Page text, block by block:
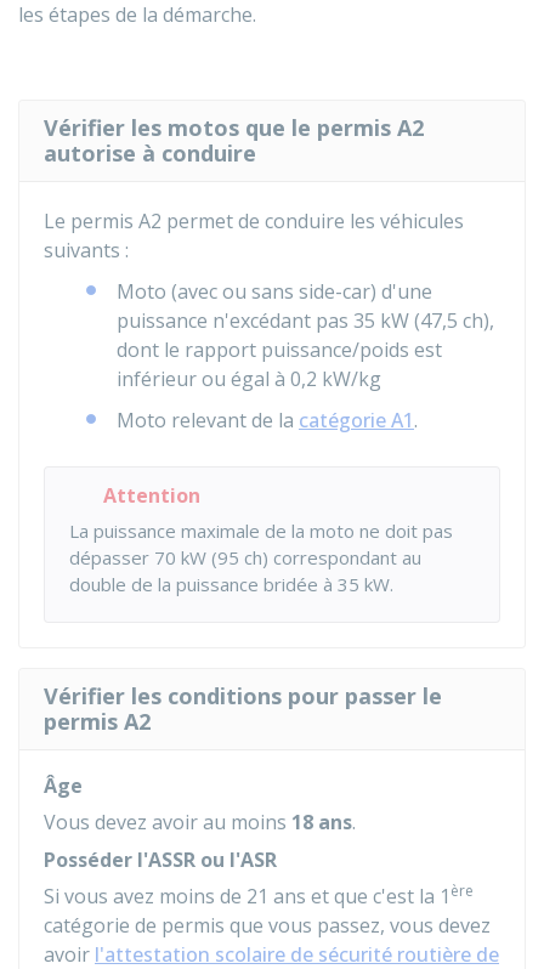
les étapes de la démarche.
Vérifier les motos que le permis A2
autorise à conduire
Le permis A2 permet de conduire les véhicules
suivants :
Moto (avec ou sans side-car) d'une
puissance n'excédant pas 35 kW(47,5 ch),
dont le rapport puissance/poids est
inférieur ou égal à 0,2 kW/kg
Moto relevant de la catégorie A1.
Attention
La puissance maximale de la moto ne doit pas
dépasser 70 kW (95 ch) correspondant au
double de la puissance bridée à 35 kW.
Vérifier les conditions pour passer le
permis A2
Âge
Vous devez avoir au moins 18 ans.
Posséder l'ASSR ou l'ASR
Si vous avez moins de 21 ans et que c'est la 1 ère
catégorie de permis que vous passez, vous devez
avoir l'attestation scolaire de sécurité routière de